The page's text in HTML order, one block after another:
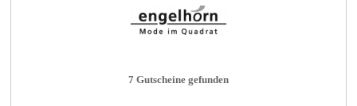
7 Gutscheine gefunden